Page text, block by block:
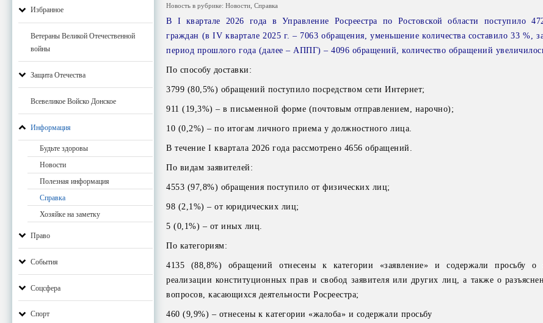
Избранное
Ветераны Великой Отечественной
войны
Защита Отечества
Всевеликое Войско Донское
Информация
Будьте здоровы
Новости
Полезная информация
Справка
Хозяйке на заметку
Право
События
Соцсфера
Спорт
Новость в рубрике:Новости ,Справка
В I квартале 2026 года в Управление Росреестра по Ростовской области поступило
граждан (в IV квартале 2025 г. – 7063 обращения, уменьшение количества составило 33 %,
период прошлого года (далее – АППГ) – 4096 обращений, количество обращений
По способу доставки:
3799 (80,5%) обращений поступило посредством сети Интернет;
911 (19,3%) – в письменной форме (почтовым отправлением, нарочно);
10 (0,2%) – по итогам личного приема у должностного лица.
В течение I квартала 2026 года рассмотрено 4656 обращений.
По видам заявителей:
4553 (97,8%) обращения поступило от физических лиц;
98 (2,1%) – от юридических лиц;
5 (0,1%) – от иных лиц.
По категориям:
4135 (88,8%) обращений отнесены к категории «заявление» и содержали просьбу о
реализации конституционных прав и свобод заявителя или других лиц, а также о
вопросов, касающихся деятельности Росреестра;
460 (9,9%) – отнесены к категории «жалоба» и содержали просьбу